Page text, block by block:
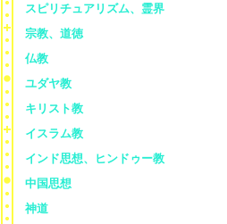
スピリチュアリズム、霊界
宗教、道徳
仏教
ユダヤ教
キリスト教
イスラム教
インド思想、ヒンドゥー教
中国思想
神道